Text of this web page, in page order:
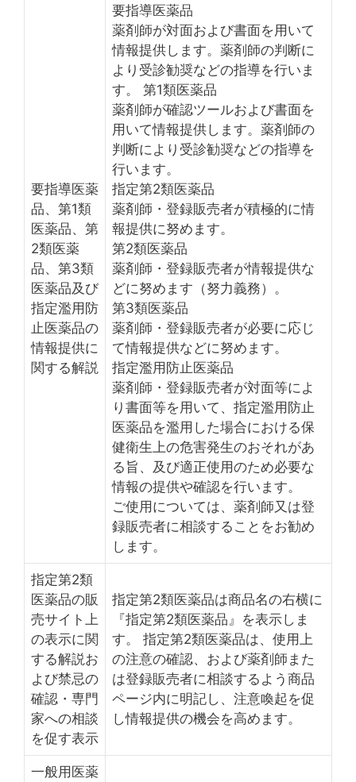
要指導医薬
品、第1類
医薬品、第
2類医薬
品、第3類
医薬品及び
指定濫用防
止医薬品の
情報提供に
関する解説
要指導医薬品
薬剤師が対面および書面を用いて
情報提供します。薬剤師の判断に
より受診勧奨などの指導を行いま
す。 第1類医薬品
薬剤師が確認ツールおよび書面を
用いて情報提供します。薬剤師の
判断により受診勧奨などの指導を
行います。
指定第2類医薬品
薬剤師・登録販売者が積極的に情
報提供に努めます。
第2類医薬品
薬剤師・登録販売者が情報提供な
どに努めます（努力義務）。
第3類医薬品
薬剤師・登録販売者が必要に応じ
て情報提供などに努めます。
指定濫用防止医薬品
薬剤師・登録販売者が対面等によ
り書面等を用いて、指定濫用防止
医薬品を濫用した場合における保
健衛生上の危害発生のおそれがあ
る旨、及び適正使用のため必要な
情報の提供や確認を行います。
ご使用については、薬剤師又は登
録販売者に相談することをお勧め
します。
指定第2類
医薬品の販
売サイト上
の表示に関
する解説お
よび禁忌の
確認・専門
家への相談
を促す表示
指定第2類医薬品は商品名の右横に
『指定第2類医薬品』を表示しま
す。 指定第2類医薬品は、使用上
の注意の確認、および薬剤師また
は登録販売者に相談するよう商品
ページ内に明記し、注意喚起を促
し情報提供の機会を高めます。
一般用医薬